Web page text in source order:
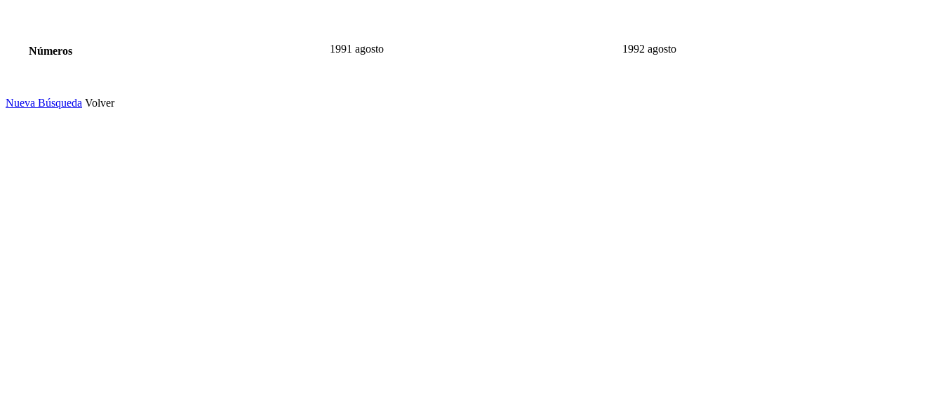
Números 1991 agosto 1992 agosto
Nueva Búsqueda Volver